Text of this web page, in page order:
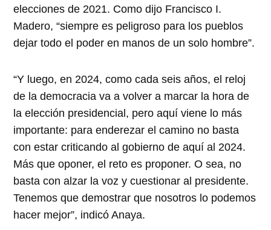
elecciones de 2021. Como dijo Francisco I.
Madero, “siempre es peligroso para los pueblos
dejar todo el poder en manos de un solo hombre”.
“Y luego, en 2024, como cada seis años, el reloj
de la democracia va a volver a marcar la hora de
la elección presidencial, pero aquí viene lo más
importante: para enderezar el camino no basta
con estar criticando al gobierno de aquí al 2024.
Más que oponer, el reto es proponer. O sea, no
basta con alzar la voz y cuestionar al presidente.
Tenemos que demostrar que nosotros lo podemos
hacer mejor”, indicó Anaya.